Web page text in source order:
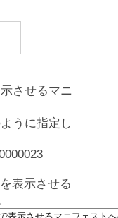
させるマニ
うに指定し
表示させる